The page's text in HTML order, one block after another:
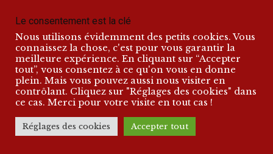
Café et chocolat, mais pas en même
temps !
Flora-Lyse Bois - 04/10/2022
Florian Martinez-Lopez est un jeune homme direct. Contrairement
à pas mal de marques qui préfèrent les mails, lui a carrément pris
son téléphone pour...
On vous souhaite des fêtes Tasty !
13/12/2021
Le consentement est la clé
Nous utilisons évidemment des petits cookies. Vous
connaissez la chose, c'est pour vous garantir la
meilleure expérience. En cliquant sur “Accepter
tout”, vous consentez à ce qu'on vous en donne
plein. Mais vous pouvez aussi nous visiter en
contrôlant. Cliquez sur "Réglages des cookies" dans
ce cas. Merci pour votre visite en tout cas !
Réglages des cookies Accepter tout